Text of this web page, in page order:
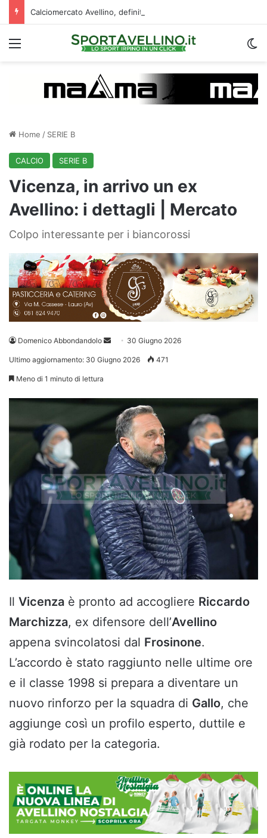
Menu
Home / SERIE B
CALCIO SERIE B
Vicenza, in arrivo un ex
Avellino: i dettagli | Mercato
Colpo interessante per i biancorossi
Domenico Abbondandolo
Invia 30 Giugno 2026
Ultimo aggiornamento: 30 Giugno 2026 471
Meno di 1 minuto di lettura
Il Vicenza è pronto ad accogliere Riccardo
Marchizza, ex difensore dell’Avellino
appena svincolatosi dal Frosinone.
L’accordo è stato raggiunto nelle ultime ore
e il classe 1998 si prepara a diventare un
nuovo rinforzo per la squadra di Gallo, che
aggiunge così un profilo esperto, duttile e
già rodato per la categoria.